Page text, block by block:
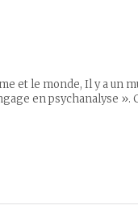
et le monde, Il y a un
en psychanalyse ».